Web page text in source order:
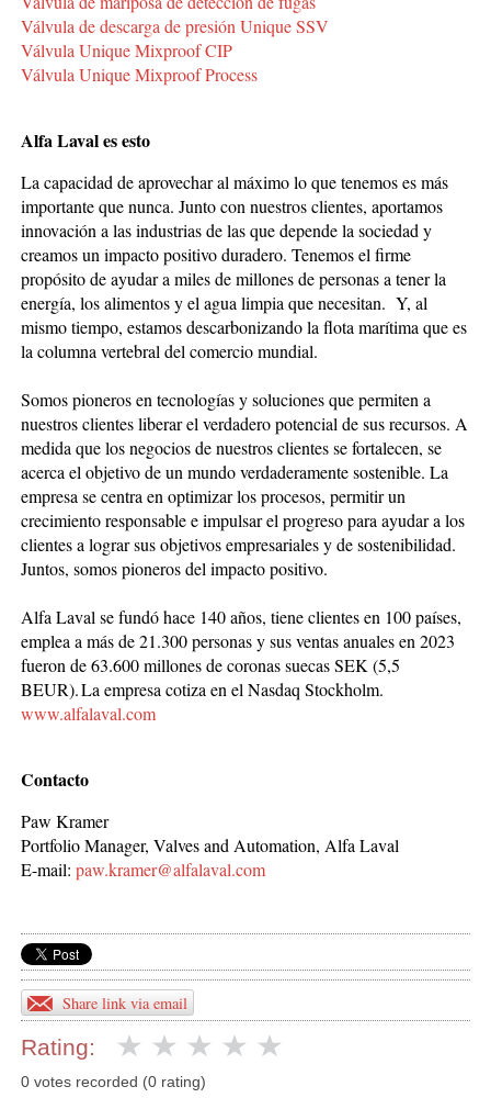
Válvula de descarga de presión Unique SSV
Válvula Unique Mixproof CIP
Válvula Unique Mixproof Process
Alfa Laval es esto
La capacidad de aprovechar al máximo lo que tenemos es más
importante que nunca. Junto con nuestros clientes, aportamos
innovación a las industrias de las que depende la sociedad y
creamos un impacto positivo duradero. Tenemos el firme
propósito de ayudar a miles de millones de personas a tener la
energía, los alimentos y el agua limpia que necesitan. Y, al
mismo tiempo, estamos descarbonizando la flota marítima que es
la columna vertebral del comercio mundial.
Somos pioneros en tecnologías y soluciones que permiten a
nuestros clientes liberar el verdadero potencial de sus recursos. A
medida que los negocios de nuestros clientes se fortalecen, se
acerca el objetivo de un mundo verdaderamente sostenible. La
empresa se centra en optimizar los procesos, permitir un
crecimiento responsable e impulsar el progreso para ayudar a los
clientes a lograr sus objetivos empresariales y de sostenibilidad.
Juntos, somos pioneros del impacto positivo.
Alfa Laval se fundó hace 140 años, tiene clientes en 100 países,
emplea a más de 21.300 personas y sus ventas anuales en 2023
fueron de 63.600 millones de coronas suecas SEK (5,5
BEUR). La empresa cotiza en el Nasdaq Stockholm.
www.alfalaval.com
Contacto
Paw Kramer
Portfolio Manager, Valves and Automation, Alfa Laval
E-mail:paw.kramer@alfalaval.com
Share link via email
Rating:
0 votes recorded (0 rating)